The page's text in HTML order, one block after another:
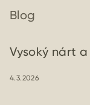
Blog
Vysoký nárt
4.3.2026